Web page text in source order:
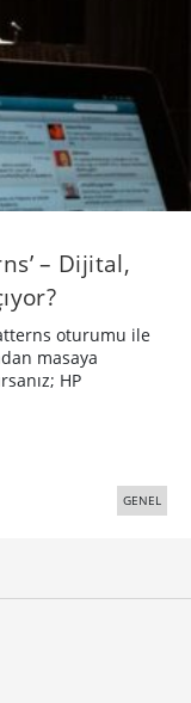
– Dijital,
oturumu ile
masaya
HP
GENEL